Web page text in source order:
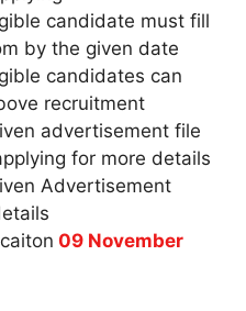
candidate must fill
by the given date
candidates can
recruitment
advertisement file
for more details
Advertisement
09 November